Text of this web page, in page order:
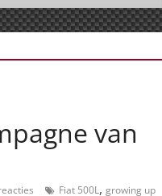
van
Fiat 500L, growing up